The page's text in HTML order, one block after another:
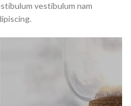
vestibulum nam